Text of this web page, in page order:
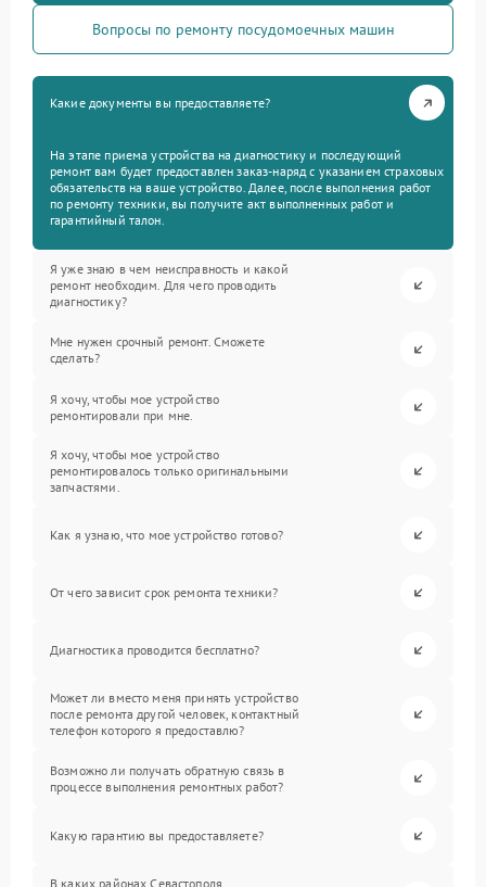
Вопросы по ремонту посудомоечных машин
Какие документы вы предоставляете?
На этапе приема устройства на диагностику и последующий
ремонт вам будет предоставлен заказ-наряд с указанием страховых
обязательств на ваше устройство. Далее, после выполнения работ
по ремонту техники, вы получите акт выполненных работ и
гарантийный талон.
Я уже знаю в чем неисправность и какой
ремонт необходим. Для чего проводить
диагностику?
Мне нужен срочный ремонт. Сможете
сделать?
Я хочу, чтобы мое устройство
ремонтировали при мне.
Я хочу, чтобы мое устройство
ремонтировалось только оригинальными
запчастями.
Как я узнаю, что мое устройство готово?
От чего зависит срок ремонта техники?
Диагностика проводится бесплатно?
Может ли вместо меня принять устройство
после ремонта другой человек, контактный
телефон которого я предоставлю?
Возможно ли получать обратную связь в
процессе выполнения ремонтных работ?
Какую гарантию вы предоставляете?
В каких районах Севастополя